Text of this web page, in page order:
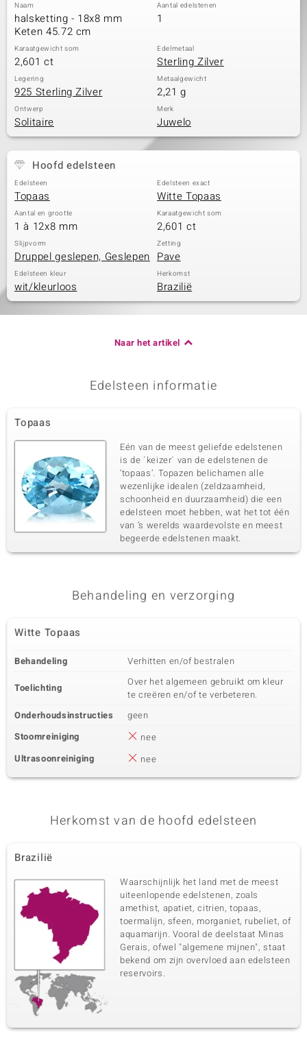
Naam
halsketting - 18x8 mm
Keten 45.72 cm
Aantal edelstenen
1
Karaatgewicht som
2,601 ct
Edelmetaal
Sterling Zilver
Legering
925 Sterling Zilver
Metaalgewicht
2,21 g
Ontwerp
Solitaire
Merk
Juwelo
Hoofd edelsteen
Edelsteen
Topaas
Edelsteen exact
Witte Topaas
Aantal en grootte
1 à 12x8 mm
Karaatgewicht som
2,601 ct
Slijpvorm
Druppel geslepen, Geslepen
Zetting
Pave
Edelsteen kleur
wit/kleurloos
Herkomst
Brazilië
Naar het artikel
Edelsteen informatie
Topaas
Eén van de meest geliefde edelstenen
is de ´keizer´ van de edelstenen de
‘topaas’. Topazen belichamen alle
wezenlijke idealen (zeldzaamheid,
schoonheid en duurzaamheid) die een
edelsteen moet hebben, wat het tot één
van ’s werelds waardevolste en meest
begeerde edelstenen maakt.
Behandeling en verzorging
Witte Topaas
Behandeling Verhitten en/of bestralen
Toelichting
Over het algemeen gebruikt om kleur
te creëren en/of te verbeteren.
Onderhoudsinstructies
geen
Stoomreiniging
nee
Ultrasoonreiniging
nee
Herkomst van de hoofd edelsteen
Brazilië
Waarschijnlijk het land met de meest
uiteenlopende edelstenen, zoals
amethist, apatiet, citrien, topaas,
toermalijn, sfeen, morganiet, rubeliet, of
aquamarijn. Vooral de deelstaat Minas
Gerais, ofwel "algemene mijnen", staat
bekend om zijn overvloed aan edelsteen
reservoirs.